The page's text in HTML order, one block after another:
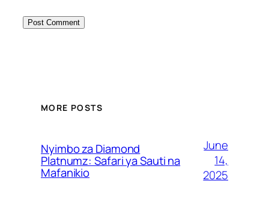
MORE POSTS
Nyimbo za Diamond
Platnumz: Safari ya Sauti na
Mafanikio
June
14,
2025